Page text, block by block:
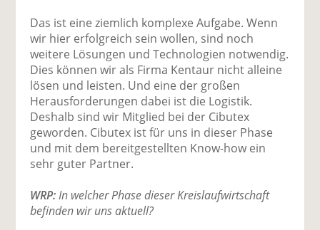
Das ist eine ziemlich komplexe Aufgabe. Wenn
wir hier erfolgreich sein wollen, sind noch
weitere Lösungen und Technologien notwendig.
Dies können wir als Firma Kentaur nicht alleine
lösen und leisten. Und eine der großen
Herausforderungen dabei ist die Logistik.
Deshalb sind wir Mitglied bei der Cibutex
geworden. Cibutex ist für uns in dieser Phase
und mit dem bereitgestellten Know-how ein
sehr guter Partner.
WRP:In welcher Phase dieser Kreislaufwirtschaft
befinden wir uns aktuell?